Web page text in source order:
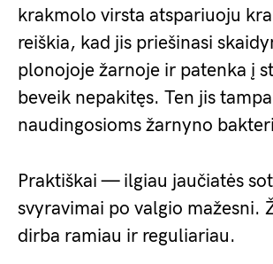
krakmolo virsta atspariuoju
reiškia, kad jis priešinasi
plonojoje žarnoje ir patenka į
beveik nepakitęs. Ten jis
naudingosioms žarnyno
Praktiškai — ilgiau jaučiatės
svyravimai po valgio mažesni.
dirba ramiau ir reguliariau.